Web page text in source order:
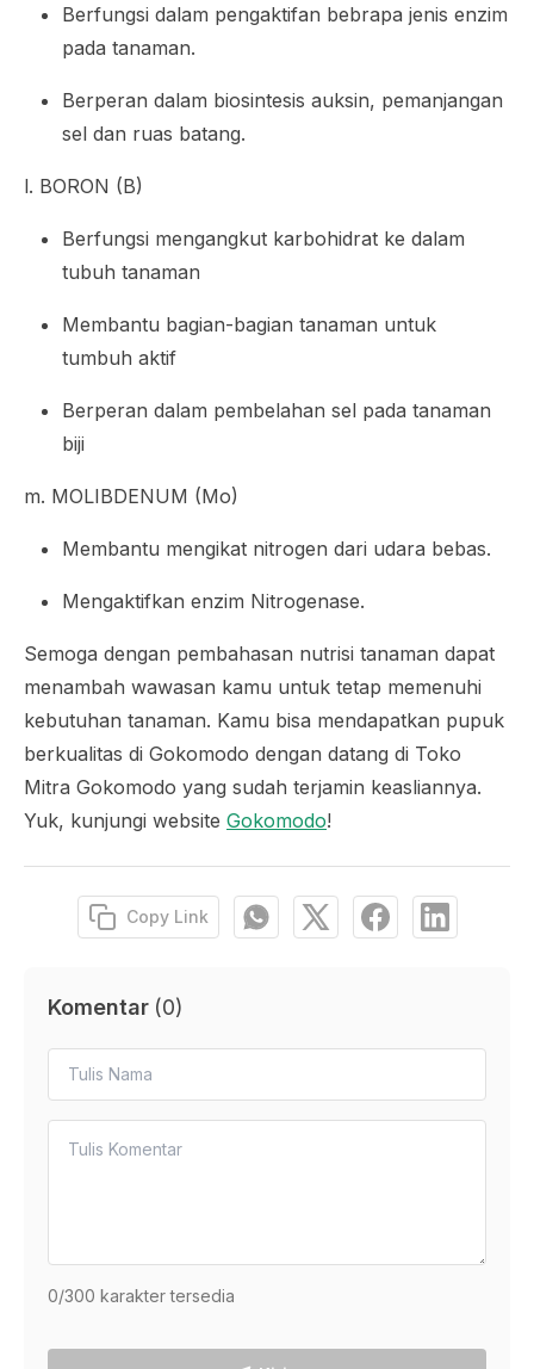
Berfungsi dalam pengaktifan bebrapa jenis enzim
pada tanaman.
Berperan dalam biosintesis auksin, pemanjangan
sel dan ruas batang.
l. BORON (B)
Berfungsi mengangkut karbohidrat ke dalam
tubuh tanaman
Membantu bagian-bagian tanaman untuk
tumbuh aktif
Berperan dalam pembelahan sel pada tanaman
biji
m. MOLIBDENUM (Mo)
Membantu mengikat nitrogen dari udara bebas.
Mengaktifkan enzim Nitrogenase.
Semoga dengan pembahasan nutrisi tanaman dapat
menambah wawasan kamu untuk tetap memenuhi
kebutuhan tanaman. Kamu bisa mendapatkan pupuk
berkualitas di Gokomodo dengan datang di Toko
Mitra Gokomodo yang sudah terjamin keasliannya.
Yuk, kunjungi website Gokomodo!
Copy Link
Komentar (0)
0/300 karakter tersedia